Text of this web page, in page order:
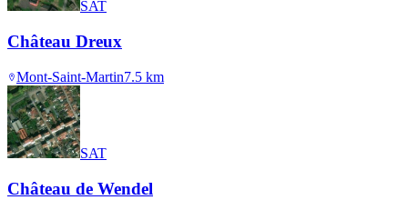
SAT
Château Dreux
Mont-Saint-Martin7.5 km
SAT
Château de Wendel